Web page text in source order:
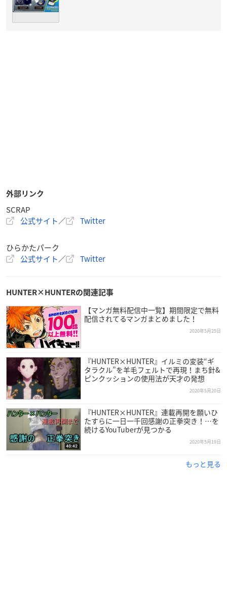
外部リンク
SCRAP
公式サイト／ Twitter
ひらかたパーク
公式サイト／ Twitter
HUNTER×HUNTERの関連記事
【マンガ無料配信中一覧】期間限定で無料
配信されてるマンガまとめました！
2020年5月25日
『HUNTER×HUNTER』イルミの変装“ギ
タラクル”を羊毛フェルトで再現！まち針&
ピンクッションの使用法が天才の発想
2020年5月20日
『HUNTER×HUNTER』連載再開を願いひ
たすらに一日一千回感謝の正拳突き！…を
続けるYouTuberが見つかる
2020年5月19日
もっと見る